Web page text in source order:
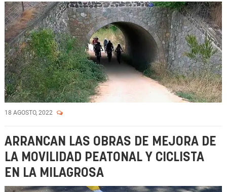
18 AGOSTO, 2022
ARRANCAN LAS OBRAS DE MEJORA DE
LA MOVILIDAD PEATONAL Y CICLISTA
EN LA MILAGROSA